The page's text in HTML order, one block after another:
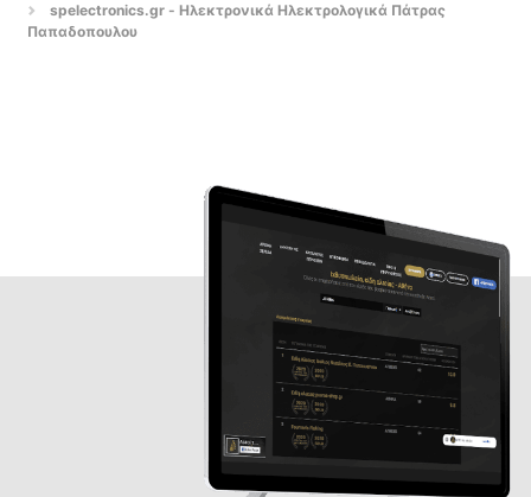
spelectronics.gr - Ηλεκτρονικά Ηλεκτρολογικά Πάτρας
Παπαδοπουλου